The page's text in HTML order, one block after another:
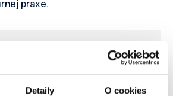
Detaily O cookies
praxe.
Head of Marketing, Lidl